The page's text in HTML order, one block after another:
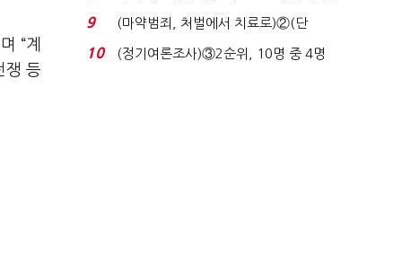
“계
쟁 등
비 36% 증가...
9
(마약범죄, 처벌에서 치료로)②(단
독)"마약은 전염병…여성...
10
(정기여론조사)③2순위, 10명 중 4명